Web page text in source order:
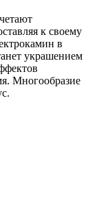
к своему
в
украшением
Многообразие